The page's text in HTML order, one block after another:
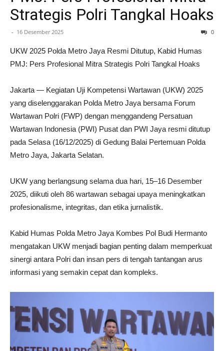
Strategis Polri Tangkal Hoaks
- 16 Desember 2025 0
UKW 2025 Polda Metro Jaya Resmi Ditutup, Kabid Humas
PMJ: Pers Profesional Mitra Strategis Polri Tangkal Hoaks
Jakarta — Kegiatan Uji Kompetensi Wartawan (UKW) 2025
yang diselenggarakan Polda Metro Jaya bersama Forum
Wartawan Polri (FWP) dengan menggandeng Persatuan
Wartawan Indonesia (PWI) Pusat dan PWI Jaya resmi ditutup
pada Selasa (16/12/2025) di Gedung Balai Pertemuan Polda
Metro Jaya, Jakarta Selatan.
UKW yang berlangsung selama dua hari, 15–16 Desember
2025, diikuti oleh 86 wartawan sebagai upaya meningkatkan
profesionalisme, integritas, dan etika jurnalistik.
Kabid Humas Polda Metro Jaya Kombes Pol Budi Hermanto
mengatakan UKW menjadi bagian penting dalam memperkuat
sinergi antara Polri dan insan pers di tengah tantangan arus
informasi yang semakin cepat dan kompleks.